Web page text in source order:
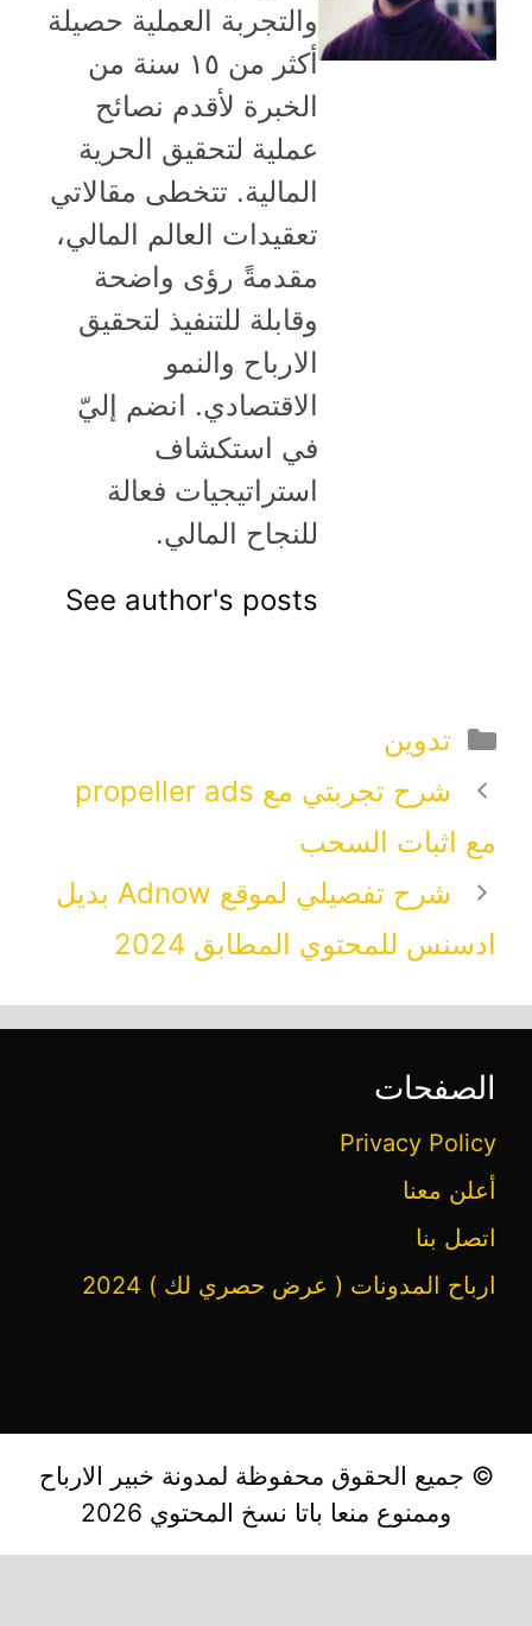
والتجربة العملية حصيلة
أكثر من ١٥ سنة من
الخبرة لأقدم نصائح
عملية لتحقيق الحرية
المالية. تتخطى مقالاتي
تعقيدات العالم المالي،
مقدمةً رؤى واضحة
وقابلة للتنفيذ لتحقيق
الارباح والنمو
الاقتصادي. انضم إليّ
في استكشاف
استراتيجيات فعالة
للنجاح المالي.
See author's posts
التصنيفات
تدوين
شرح تجربتي مع propeller ads
مع اثبات السحب
شرح تفصيلي لموقع Adnow بديل
ادسنس للمحتوي المطابق 2024
الصفحات
Privacy Policy
أعلن معنا
اتصل بنا
ارباح المدونات ( عرض حصري لك ) 2024
© جميع الحقوق محفوظة لمدونة خبير الارباح
وممنوع منعا باتا نسخ المحتوي 2026